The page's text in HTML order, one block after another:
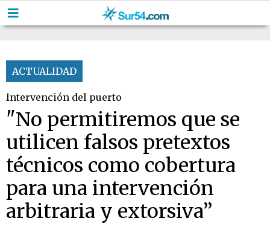
ACTUALIDAD
Intervención del puerto
"No permitiremos que se
utilicen falsos pretextos
técnicos como cobertura
para una intervención
arbitraria y extorsiva”